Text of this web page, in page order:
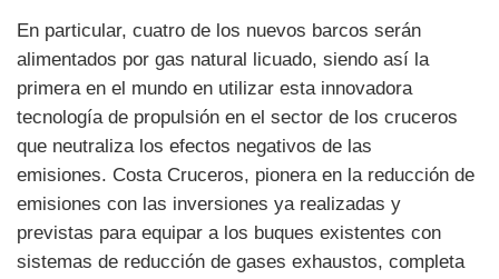
En particular, cuatro de los nuevos barcos serán
alimentados por gas natural licuado, siendo así la
primera en el mundo en utilizar esta innovadora
tecnología de propulsión en el sector de los cruceros
que neutraliza los efectos negativos de las
emisiones. Costa Cruceros, pionera en la reducción de
emisiones con las inversiones ya realizadas y
previstas para equipar a los buques existentes con
sistemas de reducción de gases exhaustos, completa